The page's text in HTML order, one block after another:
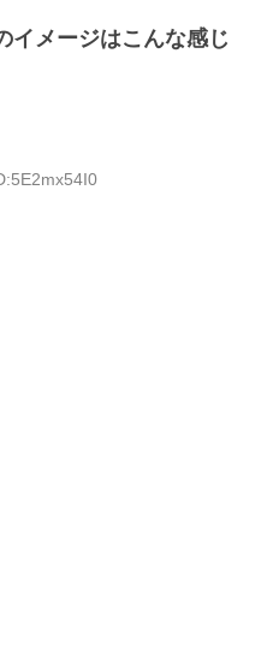
イメージはこんな感じ